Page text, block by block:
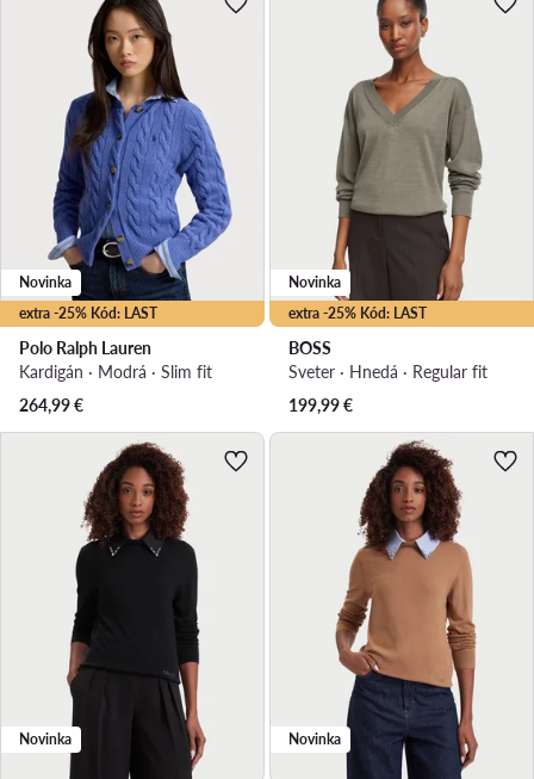
extra -25% Kód: LAST
Novinka
Polo Ralph Lauren
Kardigán · Modrá · Slim fit
264,99€
extra -25% Kód: LAST
Novinka
BOSS
Sveter · Hnedá · Regular fit
199,99€
Novinka Novinka